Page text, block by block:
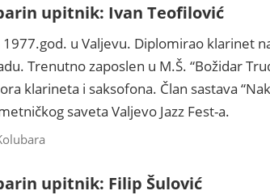
upitnik: Ivan Teofilović
1977.god. u Valjevu. Diplomirao klarinet
Trenutno zaposlen u M.Š. “Božidar
klarineta i saksofona. Član sastava
saveta Valjevo Jazz Fest-a.
upitnik: Filip Šulović